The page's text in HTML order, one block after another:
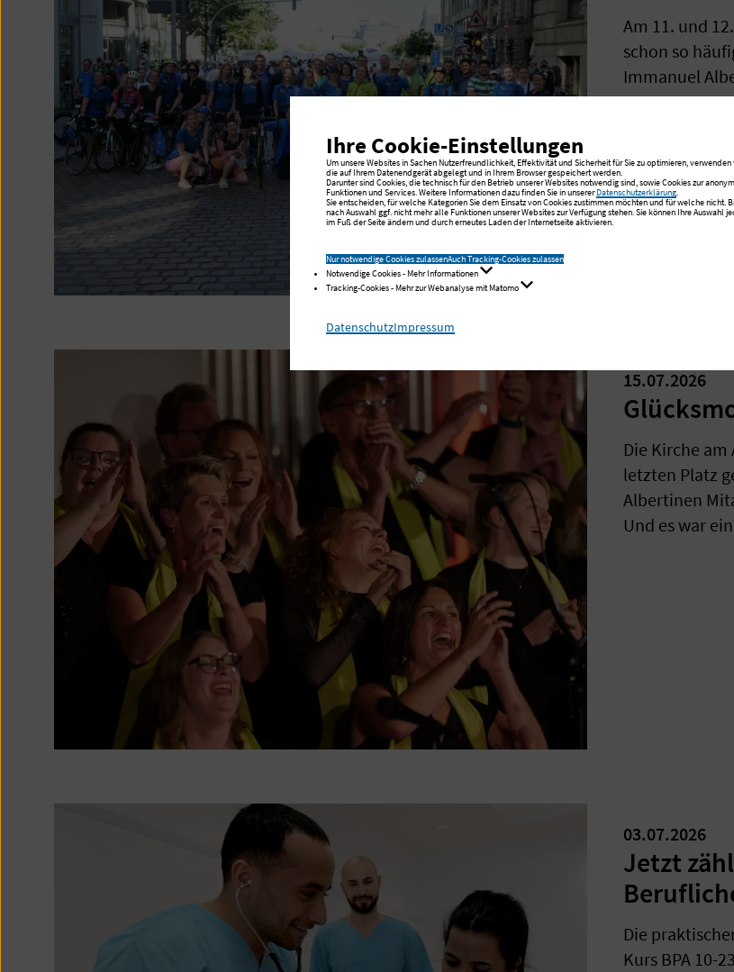
Am 11. und
schon so
Immanuel
15.07.2026
Die Kirche
letzten Platz
Albertinen
Und es war
03.07.2026
Jetzt
Die
Kurs BPA 10-
Ihre Cookie-Einstellungen
Um unsere Websites in Sachen Nutzerfreundlichkeit, Effektivität und Sicherheit für Sie zu optimieren,
die auf Ihrem Datenendgerät abgelegt und in Ihrem Browser gespeichert werden.
Darunter sind Cookies, die technisch für den Betrieb unserer Websites notwendig sind, sowie Cookies zur
Funktionen und Services. Weitere Informationen dazu finden Sie in unsererDatenschutzerklärung.
Sie entscheiden, für welche Kategorien Sie dem Einsatz von Cookies zustimmen möchten und für welche nicht.
nach Auswahl ggf. nicht mehr alle Funktionen unserer Websites zur Verfügung stehen. Sie können Ihre Auswahl
im Fuß der Seite ändern und durch erneutes Laden der Internetseite aktivieren.
Nur notwendige Cookies zulassenAuch Tracking-Cookies zulassen
Notwendige Cookies - Mehr Informationen
Tracking-Cookies - Mehr zur Webanalyse mit Matomo
DatenschutzImpressum